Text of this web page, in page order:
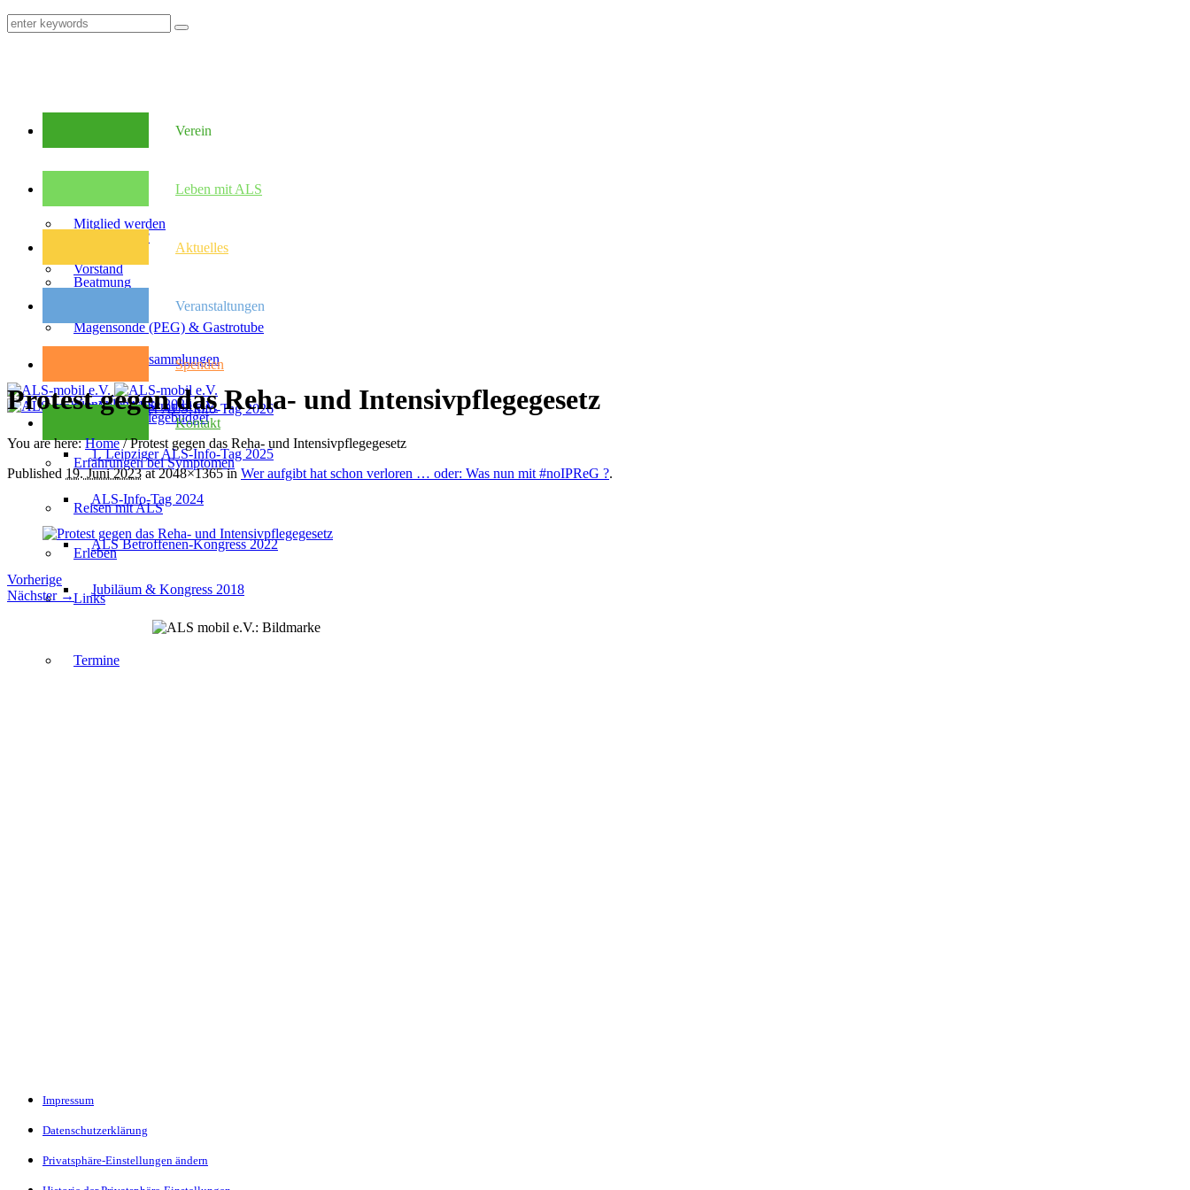
Verein
Mitglied werden
Vorstand
Mitglieder­versammlungen
Kondolenzseite 2025
Leben mit ALS
Was ist ALS?
Beatmung
Magensonde (PEG) & Gastrotube
Checkliste Pflegebudget
Erfahrungen bei Symptomen
Reisen mit ALS
Erleben
Links
Aktuelles
Veranstaltungen
2. Leipziger ALS-Info-Tag 2026
1. Leipziger ALS-Info-Tag 2025
ALS-Info-Tag 2024
ALS Betroffenen-Kongress 2022
Jubiläum & Kongress 2018
Termine
Spenden
Kontakt
Protest gegen das Reha- und Intensivpflegegesetz
You are here:Home /Protest gegen das Reha- und Intensivpflegegesetz
Published 19. Juni 2023at 2048×1365 in Wer aufgibt hat schon verloren … oder: Was nun mit #noIPReG ?.
Vorherige
Nächster →
Impressum
Datenschutzerklärung
Privatsphäre-Einstellungen ändern